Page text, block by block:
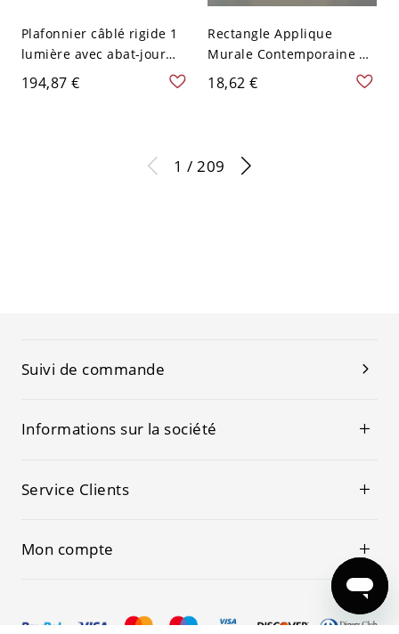
Plafonnier câblé rigide 1
lumière avec abat-jour
Schoolhouse en verre
vitrifié - 110 V-120 V 30,48
194,87 €
Rectangle Applique
Murale Contemporaine en
Métal à 2 Lumières Lampe
Murale LED d'Extérieur -
18,62 €
1 / 209
Suivi de commande
Informations sur la société
Service Clients
Mon compte